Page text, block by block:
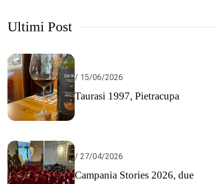
Ultimi Post
/ 15/06/2026
Taurasi 1997, Pietracupa
/ 27/04/2026
Campania Stories 2026, due